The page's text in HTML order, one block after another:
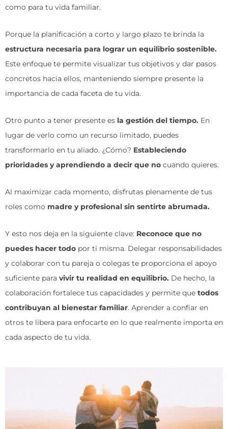
como para tu vida familiar.
Porque la planificación a corto y largo plazo te brinda la
estructura necesaria para lograr un equilibrio sostenible.
Este enfoque te permite visualizar tus objetivos y dar pasos
concretos hacia ellos, manteniendo siempre presente la
importancia de cada faceta de tu vida.
Otro punto a tener presente es la gestión del tiempo. En
lugar de verlo como un recurso limitado, puedes
transformarlo en tu aliado. ¿Cómo? Estableciendo
prioridades y aprendiendo a decir que no cuando quieres.
Al maximizar cada momento, disfrutas plenamente de tus
roles como madre y profesional sin sentirte abrumada.
Y esto nos deja en la siguiente clave: Reconoce que no
puedes hacer todo por ti misma. Delegar responsabilidades
y colaborar con tu pareja o colegas te proporciona el apoyo
suficiente para vivir tu realidad en equilibrio. De hecho, la
colaboración fortalece tus capacidades y permite que todos
contribuyan al bienestar familiar. Aprender a confiar en
otros te libera para enfocarte en lo que realmente importa en
cada aspecto de tu vida.